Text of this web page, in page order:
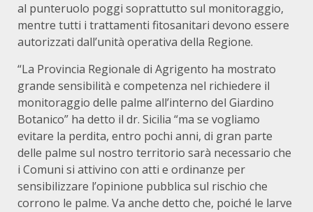
al punteruolo poggi soprattutto sul monitoraggio,
mentre tutti i trattamenti fitosanitari devono essere
autorizzati dall’unità operativa della Regione.
“La Provincia Regionale di Agrigento ha mostrato
grande sensibilità e competenza nel richiedere il
monitoraggio delle palme all’interno del Giardino
Botanico” ha detto il dr. Sicilia “ma se vogliamo
evitare la perdita, entro pochi anni, di gran parte
delle palme sul nostro territorio sarà necessario che
i Comuni si attivino con atti e ordinanze per
sensibilizzare l’opinione pubblica sul rischio che
corrono le palme. Va anche detto che, poiché le larve